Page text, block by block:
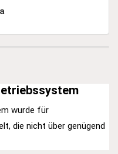
wurde für
die nicht über genügend